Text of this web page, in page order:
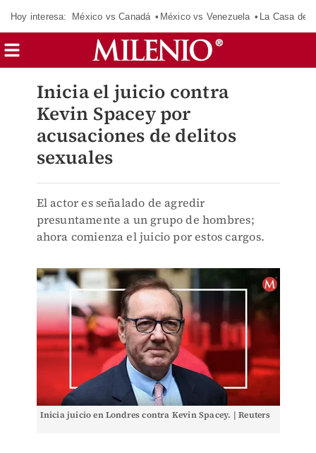
Hoy interesa: México vs Canadá México vs Venezuela La Casa de
Inicia el juicio contra
Kevin Spacey por
acusaciones de delitos
sexuales
El actor es señalado de agredir
presuntamente a un grupo de hombres;
ahora comienza el juicio por estos cargos.
Inicia juicio en Londres contra Kevin Spacey. | Reuters